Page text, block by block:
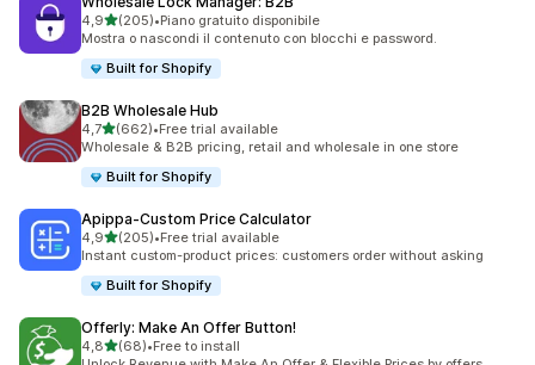
4,9stelle su 5
(205)
205 recensioni totali
•Piano gratuito disponibile
Mostra o nascondi il contenuto con blocchi e password.
Built for Shopify
B2B Wholesale Hub
4,7stelle su 5
(662)
662 recensioni totali
•Free trial available
Wholesale & B2B pricing, retail and wholesale in one store
Built for Shopify
Apippa‑Custom Price Calculator
4,9stelle su 5
(205)
205 recensioni totali
•Free trial available
Instant custom-product prices: customers order without asking
Built for Shopify
Offerly: Make An Offer Button!
4,8stelle su 5
(68)
68 recensioni totali
•Free to install